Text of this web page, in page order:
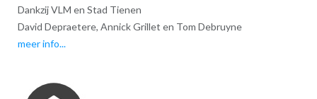
Dankzij VLM en Stad Tienen
David Depraetere, Annick Grillet en Tom Debruyne
meer info...